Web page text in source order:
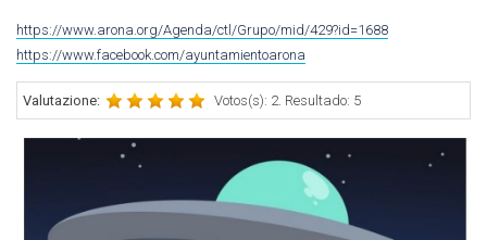
https://www.arona.org/Agenda/ctl/Grupo/mid/429?id=1688
https://www.facebook.com/ayuntamientoarona
Valutazione: Votos(s): 2. Resultado: 5